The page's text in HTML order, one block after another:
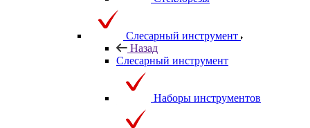
Слесарный инструмент
Назад
Слесарный инструмент
Наборы инструментов